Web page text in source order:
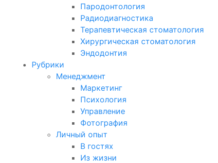
Пародонтология
Радиодиагностика
Терапевтическая стоматология
Хирургическая стоматология
Эндодонтия
Рубрики
Менеджмент
Маркетинг
Психология
Управление
Фотография
Личный опыт
В гостях
Из жизни